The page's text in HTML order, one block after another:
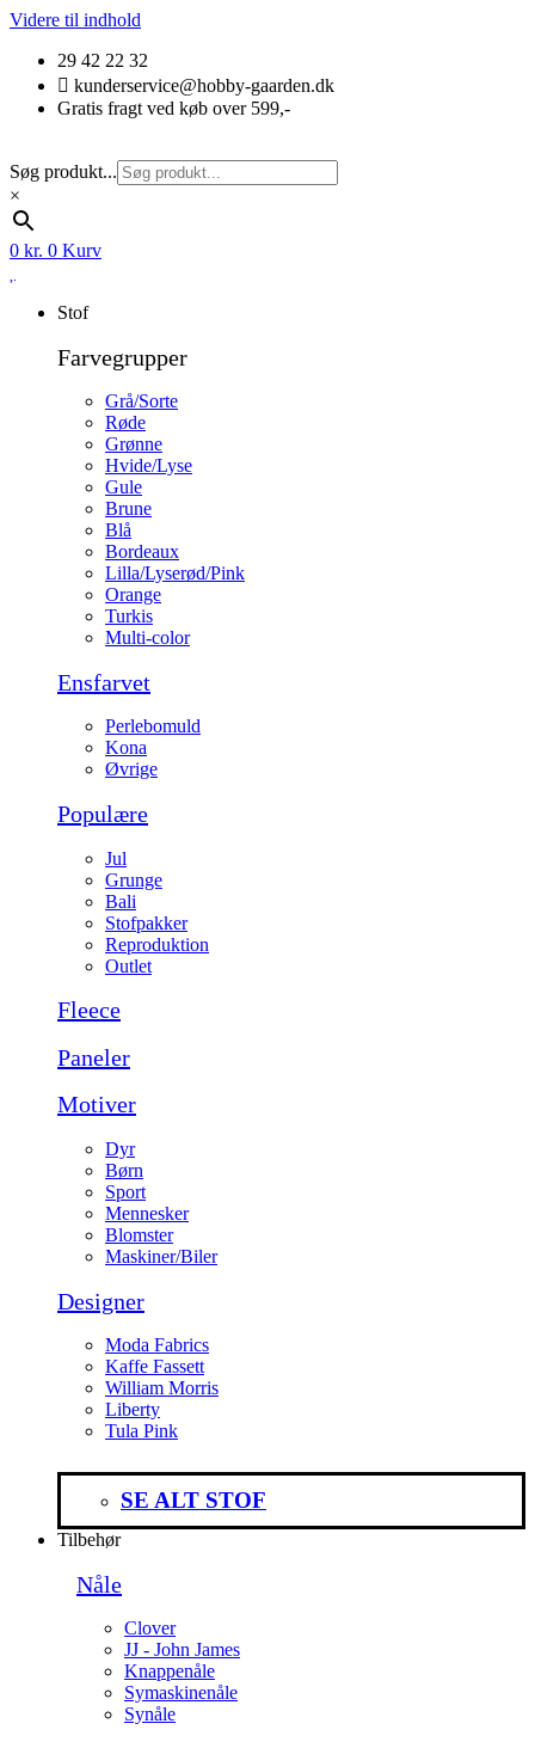
Videre til indhold
29 42 22 32
kunderservice@hobby-gaarden.dk
Gratis fragt ved køb over 599,-
Søg produkt...
×
0 kr. 0 Kurv
Stof
Farvegrupper
Grå/Sorte
Røde
Grønne
Hvide/Lyse
Gule
Brune
Blå
Bordeaux
Lilla/Lyserød/Pink
Orange
Turkis
Multi-color
Ensfarvet
Perlebomuld
Kona
Øvrige
Populære
Jul
Grunge
Bali
Stofpakker
Reproduktion
Outlet
Fleece
Paneler
Motiver
Dyr
Børn
Sport
Mennesker
Blomster
Maskiner/Biler
Designer
Moda Fabrics
Kaffe Fassett
William Morris
Liberty
Tula Pink
SE ALT STOF
Tilbehør
Nåle
Clover
JJ - John James
Knappenåle
Symaskinenåle
Synåle